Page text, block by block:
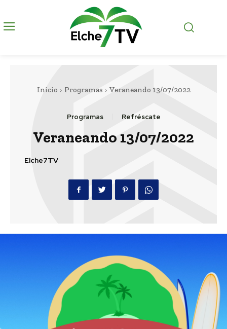
Inicio Programas Veraneando 13/07/2022
Programas Refréscate
Veraneando 13/07/2022
Elche7TV